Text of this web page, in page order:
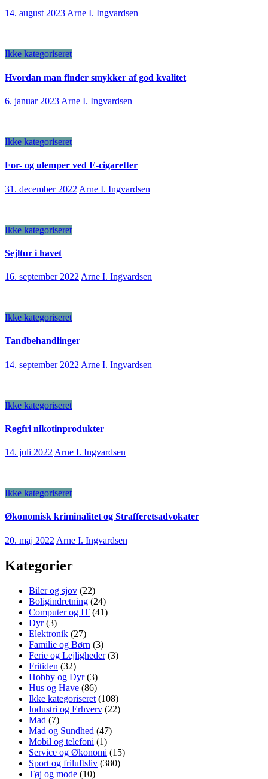
14. august 2023Arne I. Ingvardsen
Ikke kategoriseret
Hvordan man finder smykker af god kvalitet
6. januar 2023 Arne I. Ingvardsen
Ikke kategoriseret
For- og ulemper ved E-cigaretter
31. december 2022 Arne I. Ingvardsen
Ikke kategoriseret
Sejltur i havet
16. september 2022 Arne I. Ingvardsen
Ikke kategoriseret
Tandbehandlinger
14. september 2022 Arne I. Ingvardsen
Ikke kategoriseret
Røgfri nikotinprodukter
14. juli 2022 Arne I. Ingvardsen
Ikke kategoriseret
Økonomisk kriminalitet og Strafferetsadvokater
20. maj 2022 Arne I. Ingvardsen
Kategorier
Biler og sjov (22)
Boligindretning (24)
Computer og IT (41)
Dyr(3)
Elektronik (27)
Familie og Børn (3)
Ferie og Lejligheder(3)
Fritiden (32)
Hobby og Dyr(3)
Hus og Have (86)
Ikke kategoriseret(108)
Industri og Erhverv (22)
Mad (7)
Mad og Sundhed (47)
Mobil og telefoni (1)
Service og Økonomi (15)
Sport og friluftsliv (380)
Tøj og mode (10)